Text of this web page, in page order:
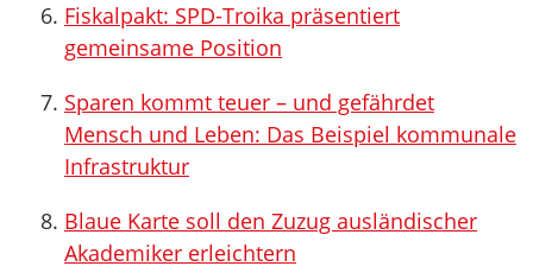
Fiskalpakt: SPD-Troika präsentiert
gemeinsame Position
Sparen kommt teuer – und gefährdet
Mensch und Leben: Das Beispiel kommunale
Infrastruktur
Blaue Karte soll den Zuzug ausländischer
Akademiker erleichtern